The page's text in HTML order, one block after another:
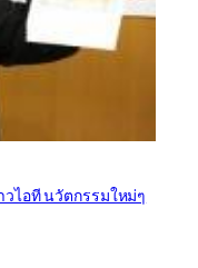
วไอที นวัตกรรมใหม่ๆ